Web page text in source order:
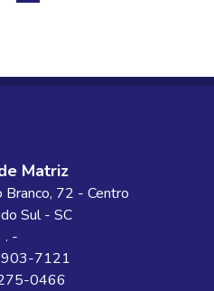
Matriz
Branco, 72 - Centro
Sul- SC
. -
7121
0466